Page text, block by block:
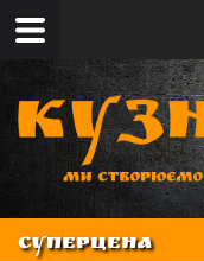
СУПЕРЦЕНА